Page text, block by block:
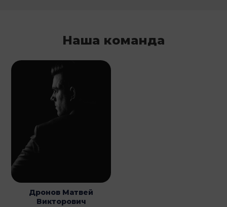
Наша команда
Дронов Матвей
Викторович